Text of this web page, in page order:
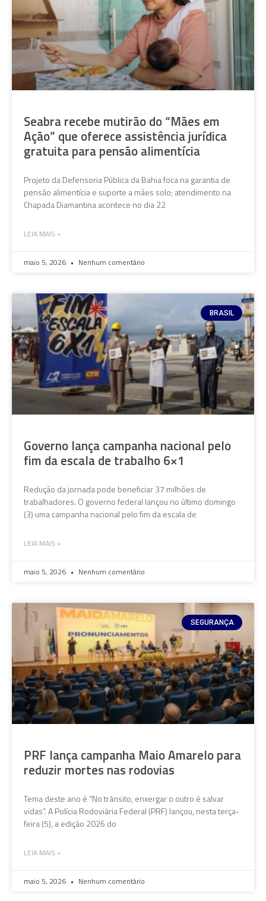
Seabra recebe mutirão do “Mães em
Ação” que oferece assistência jurídica
gratuita para pensão alimentícia
Projeto da Defensoria Pública da Bahia foca na garantia de
pensão alimentícia e suporte a mães solo; atendimento na
Chapada Diamantina acontece no dia 22
LEIA MAIS »
maio 5, 2026 Nenhum comentário
BRASIL
Governo lança campanha nacional pelo
fim da escala de trabalho 6×1
Redução da jornada pode beneficiar 37 milhões de
trabalhadores. O governo federal lançou no último domingo
(3) uma campanha nacional pelo fim da escala de
LEIA MAIS »
maio 5, 2026 Nenhum comentário
SEGURANÇA
PRF lança campanha Maio Amarelo para
reduzir mortes nas rodovias
Tema deste ano é “No trânsito, enxergar o outro é salvar
vidas”. A Polícia Rodoviária Federal (PRF) lançou, nesta terça-
feira (5), a edição 2026 do
LEIA MAIS »
maio 5, 2026 Nenhum comentário